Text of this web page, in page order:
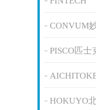
CONVUM
PISCO匹士
HOKUYO